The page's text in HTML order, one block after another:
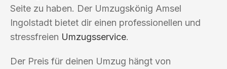
Seite zu haben. Der Umzugskönig Amsel
Ingolstadt bietet dir einen professionellen und
stressfreien Umzugsservice.
Der Preis für deinen Umzug hängt von